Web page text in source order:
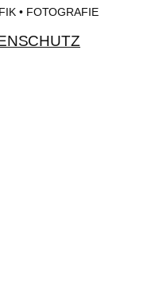
• FOTOGRAFIE